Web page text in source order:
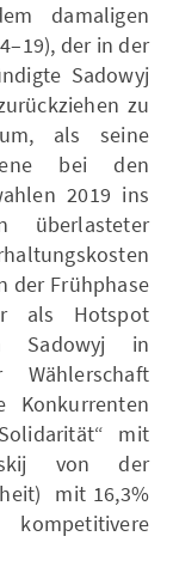
damaligen
der in der
Sadowyj
zu
als seine
bei den
2019 ins
überlasteter
der Frühphase
als Hotspot
Sadowyj in
Konkurrenten
mit
von der
mit 16,3%